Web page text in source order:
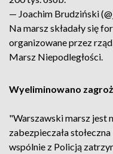
— Joachim Brudziński
Na marsz składały się
organizowane przez
Marsz Niepodległości.
Wyeliminowano
"Warszawski marsz jest
zabezpieczała
wspólnie z Policją